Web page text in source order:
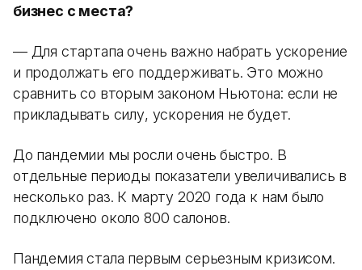
бизнес с места?
— Для стартапа очень важно набрать ускорение
и продолжать его поддерживать. Это можно
сравнить со вторым законом Ньютона: если не
прикладывать силу, ускорения не будет.
До пандемии мы росли очень быстро. В
отдельные периоды показатели увеличивались в
несколько раз. К марту 2020 года к нам было
подключено около 800 салонов.
Пандемия стала первым серьезным кризисом.